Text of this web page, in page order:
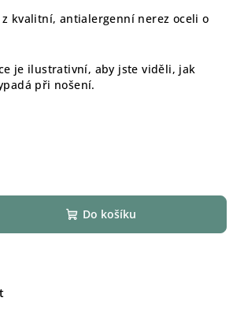
kvalitní, antialergenní nerez oceli o
je ilustrativní, aby jste viděli, jak
při nošení.
Do košíku